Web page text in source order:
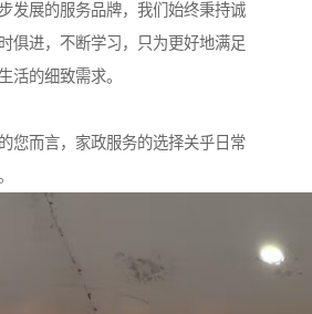
发展的服务品牌，我们始终秉持诚
俱进，不断学习，只为更好地满足
活的细致需求。
您而言，家政服务的选择关乎日常